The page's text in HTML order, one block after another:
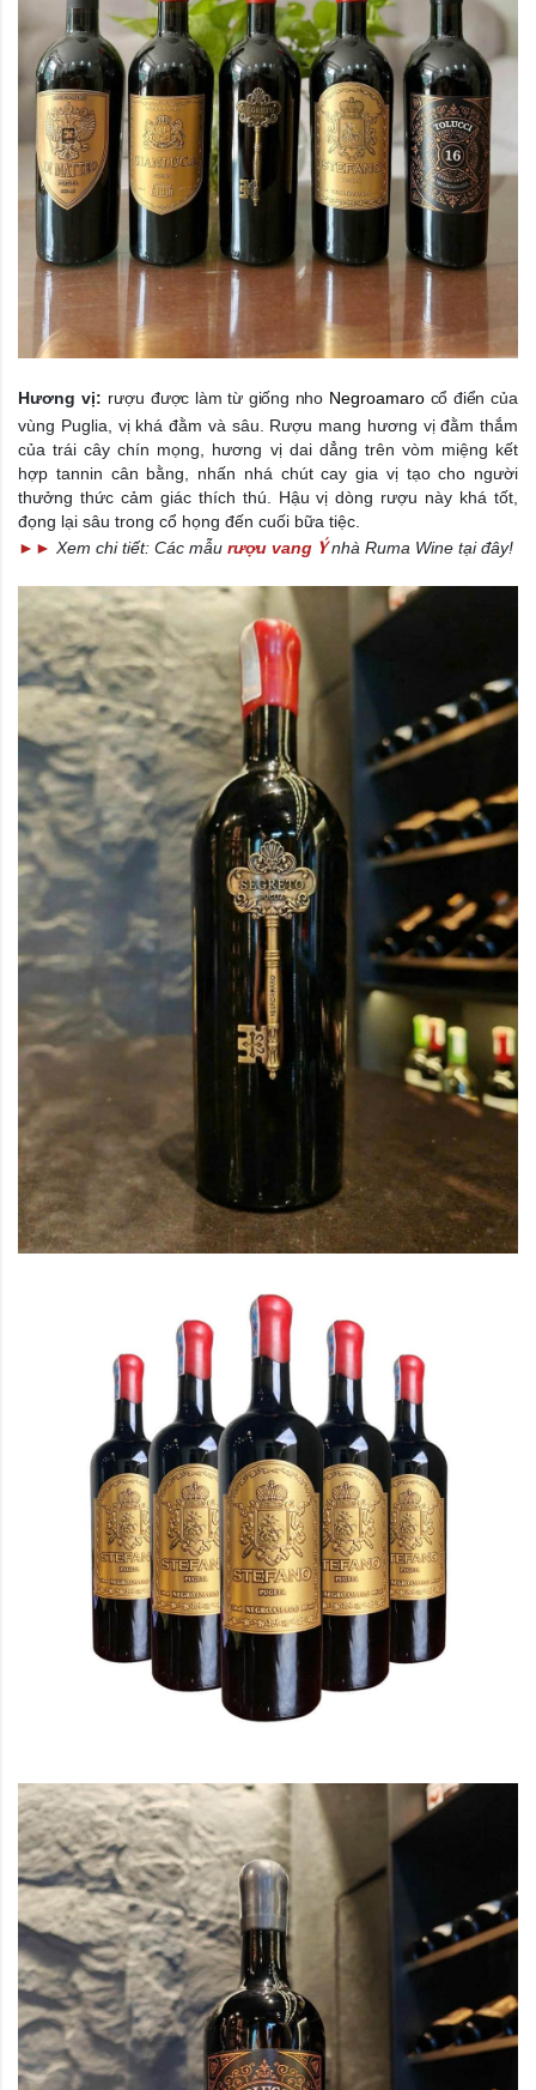
Hương vị: rượuđược làm từ giống nho Negroamarocổ điểncủa
vùng Puglia, vị khá đằm và sâu. Rượu mang hương vị đằm thắm
của trái cây chín mọng, hương vị dai dẳng trên vòm miệng kết
hợp tannin cân bằng, nhấn nhá chút cay gia vị tạo cho người
thưởng thức cảm giác thích thú. Hậu vị dòng rượu này khá tốt,
đọng lại sâu trong cổ họng đến cuối bữa tiệc.
► ► Xem chi tiết: Các mẫu rượu vang Ýnhà Ruma Wine tại đây!